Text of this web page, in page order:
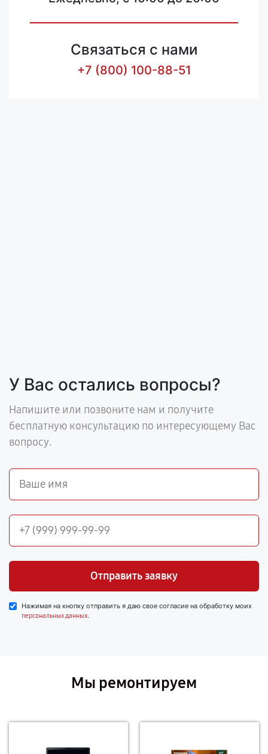
Связаться с нами
+7 (800) 100-88-51
У Вас остались вопросы?
Напишите или позвоните нам и получите
бесплатную консультацию по интересующему Вас
вопросу.
Отправить заявку
Нажимая на кнопку отправить я даю свое согласие на обработку моих
персональных данных.
Мы ремонтируем